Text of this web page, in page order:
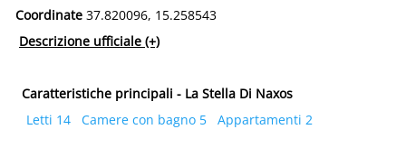
Coordinate 37.820096, 15.258543
Descrizione ufficiale (+)
Caratteristiche principali - La Stella Di Naxos
Letti 14
Camere con bagno 5 Appartamenti 2